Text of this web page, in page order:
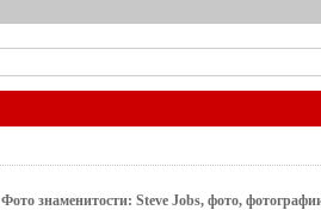
Фото знаменитости: Steve Jobs, фото,